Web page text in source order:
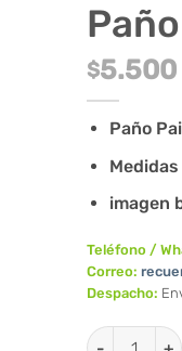
$5.500
Paño
imagen
Teléfono /
Correo:
Despacho:
Paño Paila